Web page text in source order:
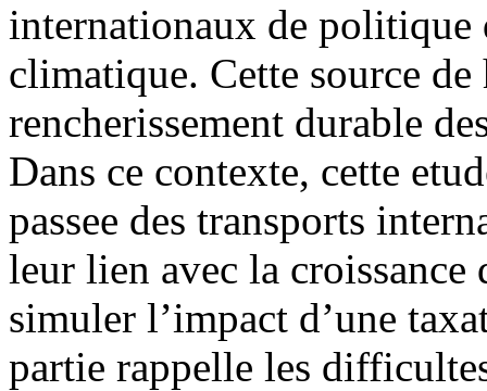
internationaux de politique
climatique. Cette source de
rencherissement durable
Dans ce contexte, cette
passee des transports
leur lien avec la
simuler l’impact d’une
partie rappelle les